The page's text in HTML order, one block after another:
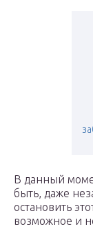
В данный
быть, даже
остановить
возможное и